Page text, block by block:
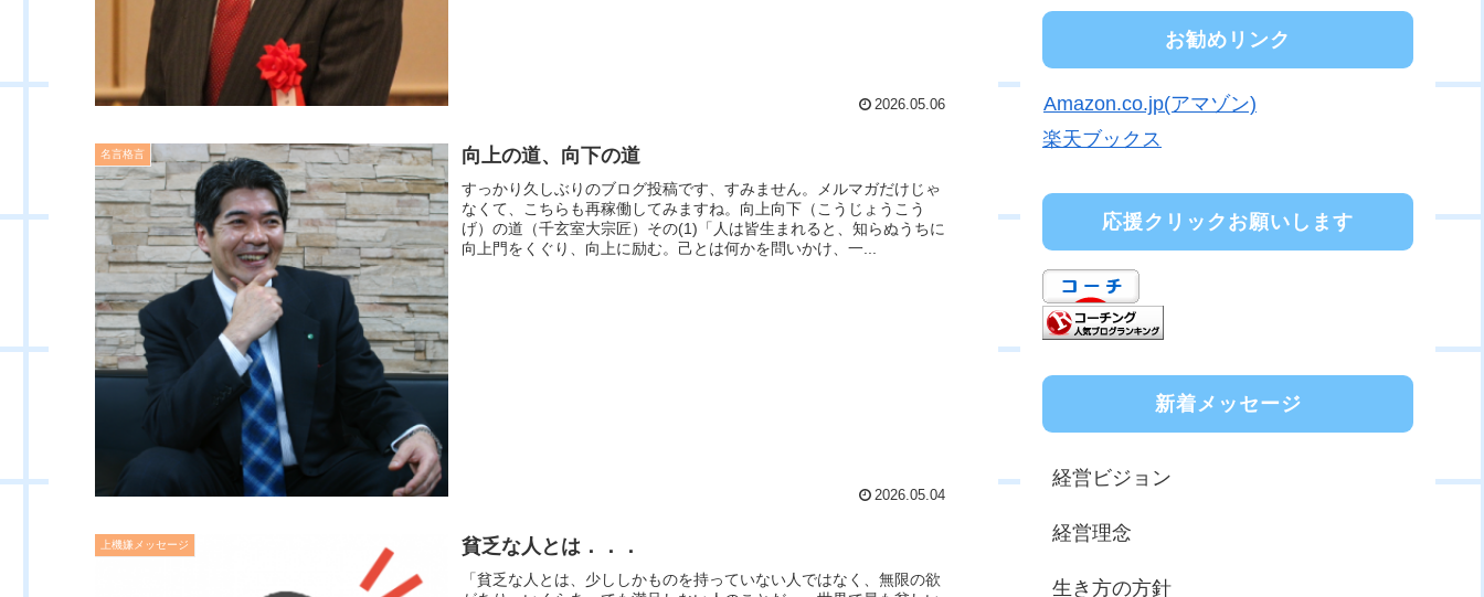
2026.05.06
名言格言 向上の道、向下の道
すっかり久しぶりのブログ投稿です、すみません。メルマガだけじゃ
なくて、こちらも再稼働してみますね。向上向下（こうじょうこう
げ）の道（千玄室大宗匠）その(1)「人は皆生まれると、知らぬうちに
向上門をくぐり、向上に励む。己とは何かを問いかけ、一...
2026.05.04
上機嫌メッセージ 貧乏な人とは．．．
「貧乏な人とは、少ししかものを持っていない人ではなく、無限の欲
お勧めリンク
Amazon.co.jp(アマゾン)
楽天ブックス
応援クリックお願いします
新着メッセージ
経営ビジョン
経営理念
生き方の方針